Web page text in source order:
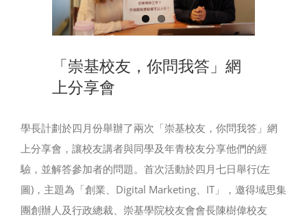
「崇基校友，你問我答」網
上分享會
學長計劃於四月份舉辦了兩次「崇基校友，你問我答」網
上分享會，讓校友講者與同學及年青校友分享他們的經
驗，並解答參加者的問題。首次活動於四月七日舉行(左
圖)，主題為「創業、Digital Marketing、IT」，邀得域思集
團創辦人及行政總裁、崇基學院校友會會長陳樹偉校友